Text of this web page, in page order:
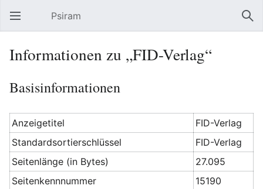
Hauptmenü öffnen Psiram
Informationen zu „FID-Verlag“
Basisinformationen
Anzeigetitel
FID-Verlag
Standardsortierschlüssel
FID-Verlag
Seitenlänge (in Bytes)
27.095
Seitenkennnummer
15190